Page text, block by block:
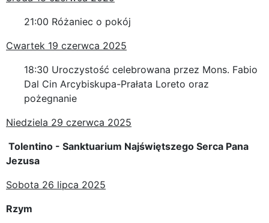
21:00 Różaniec o pokój
Cwartek 19 czerwca 2025
18:30 Uroczystość celebrowana przez Mons. Fabio
Dal Cin Arcybiskupa-Prałata Loreto oraz
pożegnanie
Niedziela 29 czerwca 2025
Tolentino - Sanktuarium Najświętszego Serca Pana
Jezusa
Sobota 26 lipca 2025
Rzym